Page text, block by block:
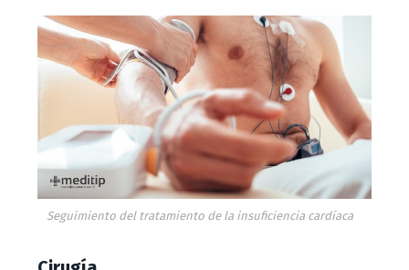
Seguimiento del tratamiento de la insuficiencia cardíaca